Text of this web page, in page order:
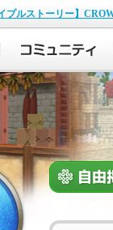
プルストーリー】